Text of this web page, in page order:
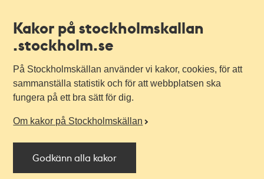
Kakor på stockholmskallan
.stockholm.se
På Stockholmskällan använder vi kakor, cookies, för att
sammanställa statistik och för att webbplatsen ska
fungera på ett bra sätt för dig.
Om kakor på Stockholmskällan
Godkänn alla kakor